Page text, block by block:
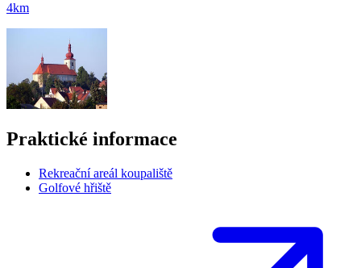
4km
Praktické informace
Rekreační areál koupaliště
Golfové hřiště